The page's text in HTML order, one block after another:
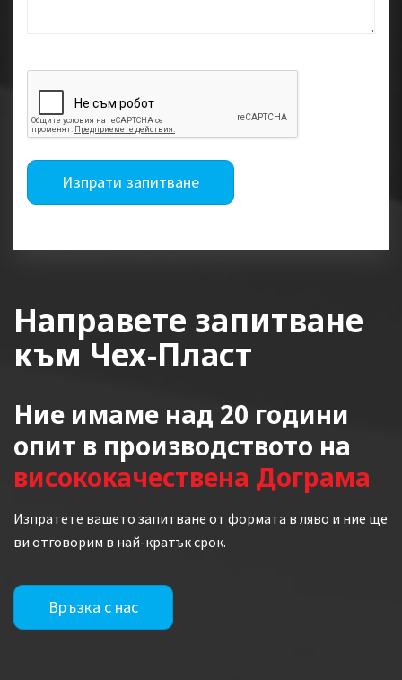
Изпрати запитване
Направете запитване
към Чех-Пласт
Ние имаме над 20 години
опит в производството на
висококачествена Дограма
Изпратете вашето запитване от формата в ляво и ние ще
ви отговорим в най-кратък срок.
Връзка с нас